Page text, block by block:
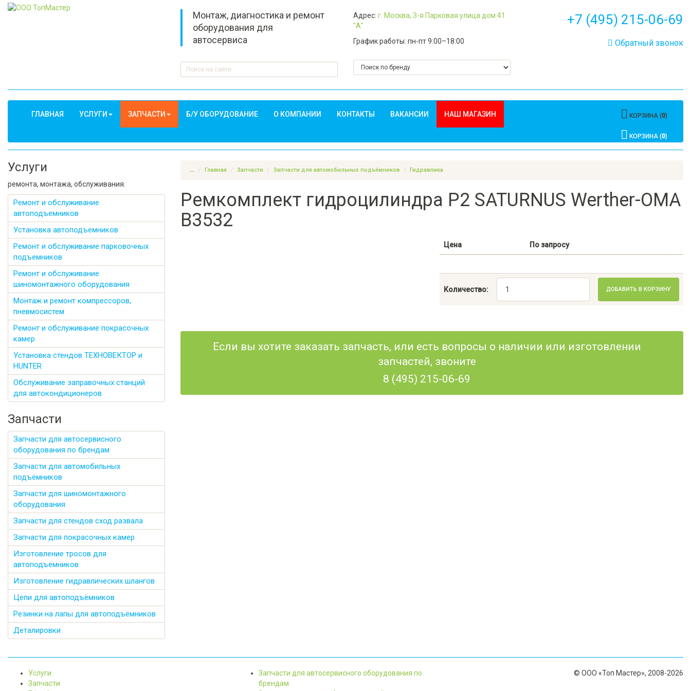
Монтаж, диагностика и ремонт
оборудования для
автосервиса
Адрес: г. Москва, 3-я Парковая улица дом 41
"А"
График работы: пн-пт 9:00–18:00
+7 (495) 215-06-69
Обратный звонок
ГЛАВНАЯ УСЛУГИ ЗАПЧАСТИ Б/У ОБОРУДОВАНИЕ О КОМПАНИИ КОНТАКТЫ ВАКАНСИИ НАШ МАГАЗИН КОРЗИНА (0)
КОРЗИНА (0)
Услуги
ремонта, монтажа, обслуживания.
Ремонт и обслуживание
автоподъемников
Установка автоподъемников
Ремонт и обслуживание парковочных
подъемников
Ремонт и обслуживание
шиномонтажного оборудования
Монтаж и ремонт компрессоров,
пневмосистем
Ремонт и обслуживание покрасочных
камер
Установка стендов ТЕХНОВЕКТОР и
HUNTER
Обслуживание заправочных станций
для автокондиционеров
Запчасти
Запчасти для автосервисного
оборудования по брендам
Запчасти для автомобильных
подъёмников
Запчасти для шиномонтажного
оборудования
Запчасти для стендов сход развала
Запчасти для покрасочных камер
Изготовление тросов для
автоподъемников
Изготовление гидравлических шлангов
Цепи для автоподъёмников
Резинки на лапы для автоподъёмников
Деталировки
... Главная Запчасти Запчасти для автомобильных подъёмников Гидравлика
Ремкомплект гидроцилиндра Р2 SATURNUS Werther-OMA
B3532
Цена По запросу
Количество: ДОБАВИТЬ В КОРЗИНУ
Если вы хотите заказать запчасть, или есть вопросы о наличии или изготовлении
запчастей, звоните
8 (495) 215-06-69
Услуги
Запчасти
Запчасти для автосервисного оборудования по
брендам
© ООО «Топ Мастер», 2008-2026